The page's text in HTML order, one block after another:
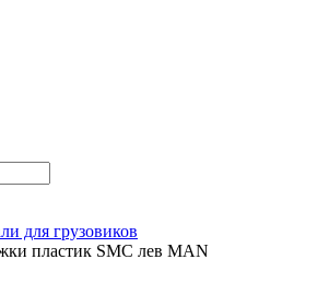
для грузовиков
пластик SMC лев MAN